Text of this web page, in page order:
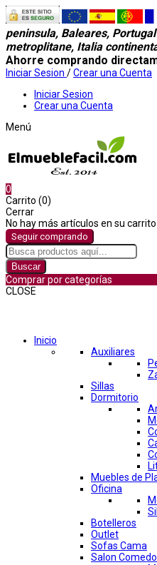
peninsula, Baleares,
metroplitane, Italia
Ahorre comprando
Iniciar Sesion /Crear una Cuenta
Iniciar Sesion
Crear una Cuenta
Menú
0
Carrito (0)
Cerrar
No hay más artículos en su carrito
Seguir comprando
Buscar
Comprar por categorías
CLOSE
Inicio
Auxiliares
Sillas
Dormitorio
Muebles de
Oficina
Botelleros
Outlet
Sofas Cama
Salon